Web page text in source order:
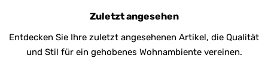
Zuletzt angesehen
Entdecken Sie Ihre zuletzt angesehenen Artikel, die Qualität
und Stil für ein gehobenes Wohnambiente vereinen.